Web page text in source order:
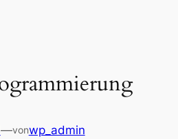
—vonwp_admin